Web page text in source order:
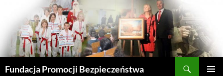
treści
Fundacja Promocji Bezpieczeństwa